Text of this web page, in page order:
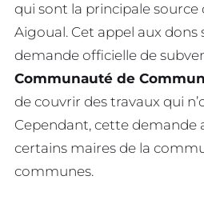
qui sont la principale source
Aigoual. Cet appel aux dons
demande officielle de
Communauté de
de couvrir des travaux qui
Cependant, cette demande
certains maires de la
communes.